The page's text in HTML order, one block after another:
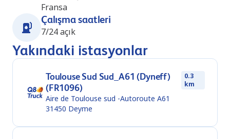
Fransa
Çalışma saatleri
7/24 açık
Yakındaki istasyonlar
Toulouse Sud Sud_A61 (Dyneff)
(FR1096)
0.3
km
Aire de Toulouse sud -Autoroute A61
31450 Deyme